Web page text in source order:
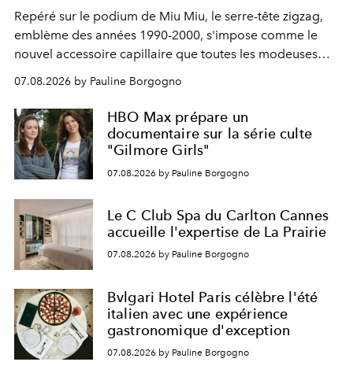
Repéré sur le podium de Miu Miu, le serre-tête zigzag,
emblème des années 1990-2000, s'impose comme le
nouvel accessoire capillaire que toutes les modeuses
s'arrachent déjà.
07.08.2026 by Pauline Borgogno
HBO Max prépare un
documentaire sur la série culte
"Gilmore Girls"
07.08.2026 by Pauline Borgogno
Le C Club Spa du Carlton Cannes
accueille l'expertise de La Prairie
07.08.2026 by Pauline Borgogno
Bvlgari Hotel Paris célèbre l'été
italien avec une expérience
gastronomique d'exception
07.08.2026 by Pauline Borgogno